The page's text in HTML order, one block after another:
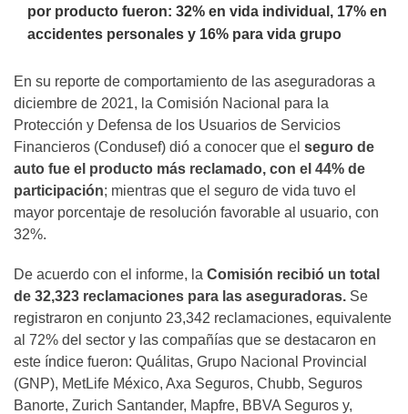
por producto fueron: 32% en vida individual, 17% en
accidentes personales y 16% para vida grupo
En su reporte de comportamiento de las aseguradoras a
diciembre de 2021, la Comisión Nacional para la
Protección y Defensa de los Usuarios de Servicios
Financieros (Condusef) dió a conocer que el seguro de
auto fue el producto más reclamado, con el 44% de
participación; mientras que el seguro de vida tuvo el
mayor porcentaje de resolución favorable al usuario, con
32%.
De acuerdo con el informe, la Comisión recibió un total
de 32,323 reclamaciones para las aseguradoras. Se
registraron en conjunto 23,342 reclamaciones, equivalente
al 72% del sector y las compañías que se destacaron en
este índice fueron: Quálitas, Grupo Nacional Provincial
(GNP), MetLife México, Axa Seguros, Chubb, Seguros
Banorte, Zurich Santander, Mapfre, BBVA Seguros y,